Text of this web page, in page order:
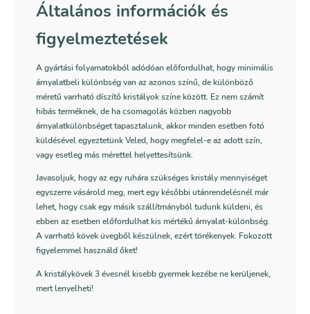
Általános információk és
figyelmeztetések
A gyártási folyamatokból adódóan előfordulhat, hogy minimális
árnyalatbeli különbség van az azonos színű, de különböző
méretű varrható díszítő kristályok színe között. Ez nem számít
hibás terméknek, de ha csomagolás közben nagyobb
árnyalatkülönbséget tapasztalunk, akkor minden esetben fotó
küldésével egyeztetünk Veled, hogy megfelel-e az adott szín,
vagy esetleg más mérettel helyettesítsünk.
Javasoljuk, hogy az egy ruhára szükséges kristály mennyiséget
egyszerre vásárold meg, mert egy későbbi utánrendelésnél már
lehet, hogy csak egy másik szállítmányból tudunk küldeni, és
ebben az esetben előfordulhat kis mértékű árnyalat-különbség.
A varrható kövek üvegből készülnek, ezért törékenyek. Fokozott
figyelemmel használd őket!
A kristálykövek 3 évesnél kisebb gyermek kezébe ne kerüljenek,
mert lenyelheti!